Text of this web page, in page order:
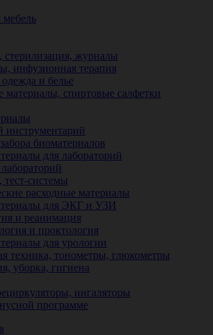
стерилизация, журналы
инфузионная терапия
и белье
материалы, спиртовые салфетки
биоматериалов
для лабораторий
тест-системы
расходные материалы
для ЭКГ и УЗИ
и реанимация
и проктология
для урологии
техника, тонометры, глюкометры
уборка, гигиена
ингаляторы
программе